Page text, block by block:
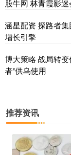
股牛网 林青霞影
涵星配资 探路者
增长引擎
博大策略 战局转变
者”供乌使用
推荐资讯